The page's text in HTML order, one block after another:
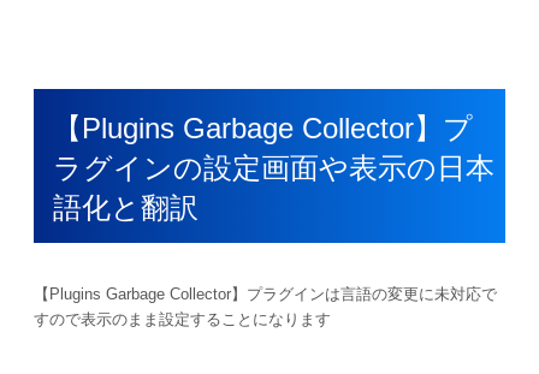
【Plugins Garbage Collector】プ
ラグインの設定画面や表示の日本
語化と翻訳
【Plugins Garbage Collector】プラグインは言語の変更に未対応で
すので表示のまま設定することになります